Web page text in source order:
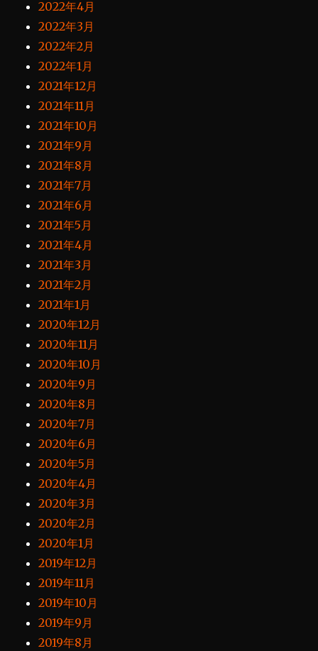
2022年4月
2022年3月
2022年2月
2022年1月
2021年12月
2021年11月
2021年10月
2021年9月
2021年8月
2021年7月
2021年6月
2021年5月
2021年4月
2021年3月
2021年2月
2021年1月
2020年12月
2020年11月
2020年10月
2020年9月
2020年8月
2020年7月
2020年6月
2020年5月
2020年4月
2020年3月
2020年2月
2020年1月
2019年12月
2019年11月
2019年10月
2019年9月
2019年8月